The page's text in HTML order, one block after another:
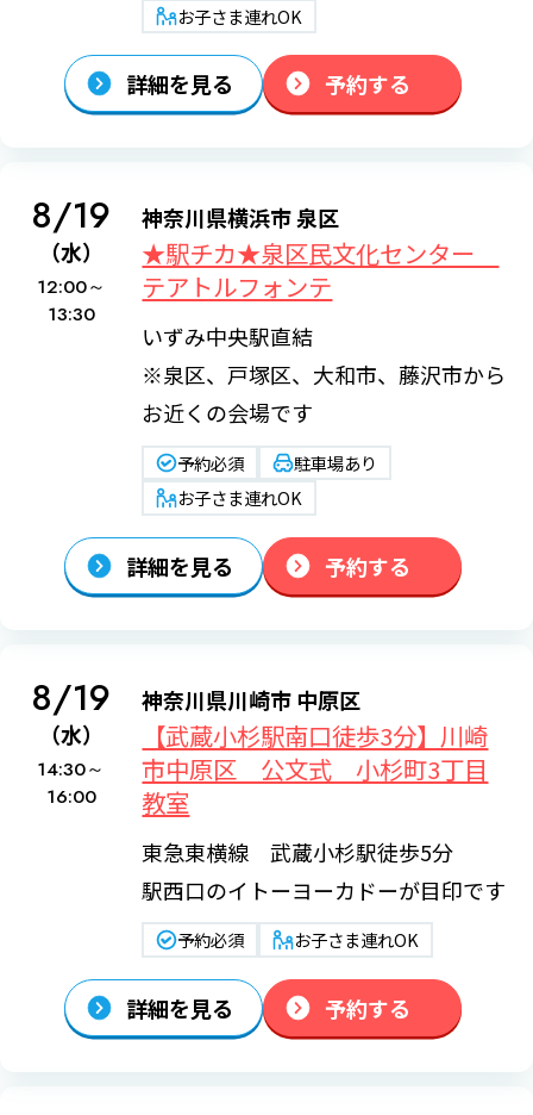
お子さま連れOK
詳細を見る 予約する
8/19
（水）
12:00～
13:30
神奈川県横浜市 泉区
★駅チカ★泉区民文化センター
テアトルフォンテ
いずみ中央駅直結
※泉区、戸塚区、大和市、藤沢市から
お近くの会場です
予約必須
駐車場あり
お子さま連れOK
詳細を見る 予約する
8/19
（水）
14:30～
16:00
神奈川県川崎市 中原区
【武蔵小杉駅南口徒歩3分】川崎
市中原区 公文式 小杉町3丁目
教室
東急東横線 武蔵小杉駅徒歩5分
駅西口のイトーヨーカドーが目印です
予約必須 お子さま連れOK
詳細を見る 予約する